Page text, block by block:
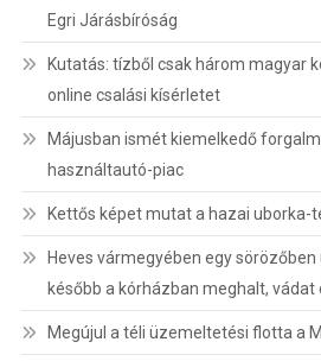
Egri Járásbíróság
Kutatás: tízből csak három magyar
online csalási kísérletet
Májusban ismét kiemelkedő
használtautó-piac
Kettős képet mutat a hazai uborka-
Heves vármegyében egy
később a kórházban meghalt,
Megújul a téli üzemeltetési flotta a